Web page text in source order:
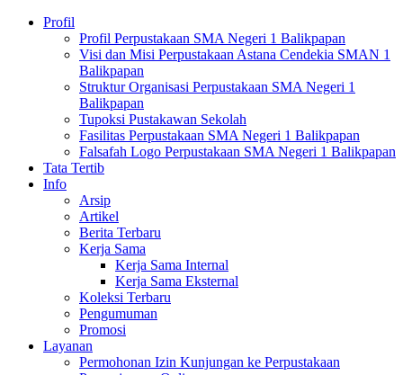
Profil
Profil Perpustakaan SMA Negeri 1 Balikpapan
Visi dan Misi Perpustakaan Astana Cendekia SMAN 1
Balikpapan
Struktur Organisasi Perpustakaan SMA Negeri 1
Balikpapan
Tupoksi Pustakawan Sekolah
Fasilitas Perpustakaan SMA Negeri 1 Balikpapan
Falsafah Logo Perpustakaan SMA Negeri 1 Balikpapan
Tata Tertib
Info
Arsip
Artikel
Berita Terbaru
Kerja Sama
Kerja Sama Internal
Kerja Sama Eksternal
Koleksi Terbaru
Pengumuman
Promosi
Layanan
Permohonan Izin Kunjungan ke Perpustakaan